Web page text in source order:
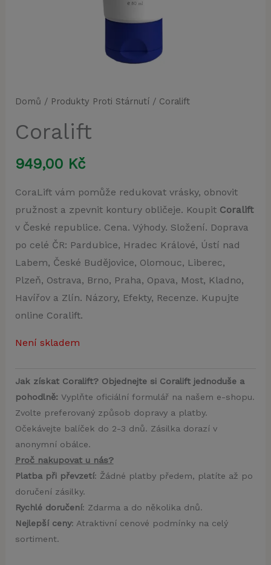
Domů / Produkty Proti Stárnutí/ Coralift
Coralift
949,00 Kč
CoraLift vám pomůže redukovat vrásky, obnovit
pružnost a zpevnit kontury obličeje. Koupit Coralift
v České republice. Cena. Výhody. Složení. Doprava
po celé ČR: Pardubice, Hradec Králové, Ústí nad
Labem, České Budějovice, Olomouc, Liberec,
Plzeň, Ostrava, Brno, Praha, Opava, Most, Kladno,
Havířov a Zlín. Názory, Efekty, Recenze. Kupujte
online Coralift.
Není skladem
Jak získat Coralift? Objednejte si Coralift jednoduše a
pohodlně:Vyplňte oficiální formulář na našem e-shopu.
Zvolte preferovaný způsob dopravy a platby.
Očekávejte balíček do 2-3 dnů. Zásilka dorazí v
anonymní obálce.
Proč nakupovat u nás?
Platba při převzetí: Žádné platby předem, platíte až po
doručení zásilky.
Rychlé doručení: Zdarma a do několika dnů.
Nejlepší ceny: Atraktivní cenové podmínky na celý
sortiment.